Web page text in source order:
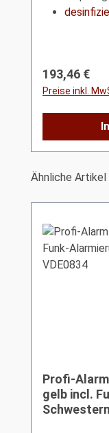
Regulärer
193,46 €
Preise inkl.
Produktgalerie
Ähnliche Artikel
Profi-
gelb incl.